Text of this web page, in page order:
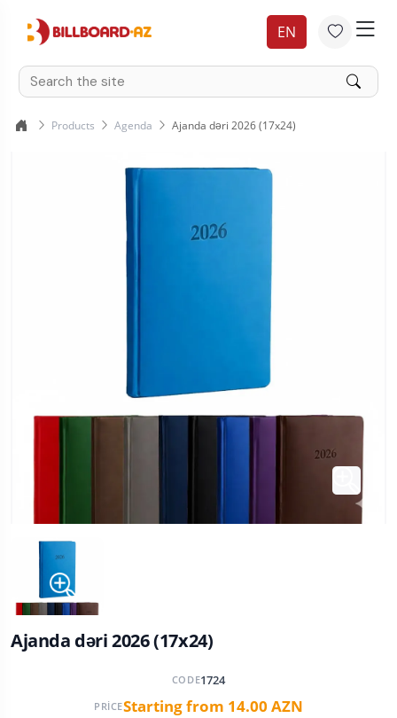
EN
Products Agenda Ajanda dəri 2026 (17x24)
Ajanda dəri 2026 (17x24)
CODE1724
PRICEStarting from 14.00 AZN